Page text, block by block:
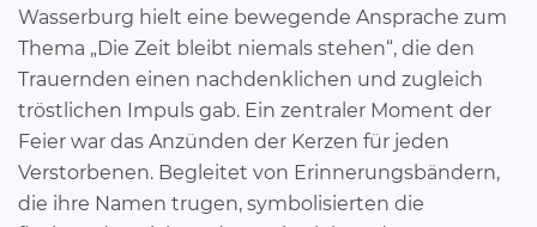
Wasserburg hielt eine bewegende Ansprache zum
Thema „Die Zeit bleibt niemals stehen“, die den
Trauernden einen nachdenklichen und zugleich
tröstlichen Impuls gab. Ein zentraler Moment der
Feier war das Anzünden der Kerzen für jeden
Verstorbenen. Begleitet von Erinnerungsbändern,
die ihre Namen trugen, symbolisierten die